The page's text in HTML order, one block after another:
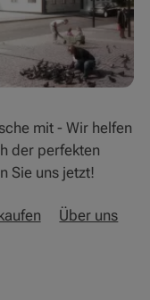
mit - Wir helfen
der perfekten
Sie uns jetzt!
Über uns